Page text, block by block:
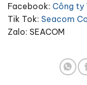
Facebook: Công ty
Tik Tok: Seacom
Zalo: SEACOM